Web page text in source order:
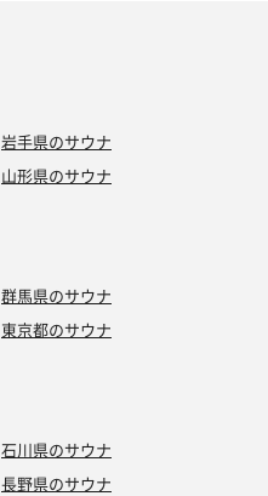
岩手県のサウナ
山形県のサウナ
群馬県のサウナ
東京都のサウナ
石川県のサウナ
長野県のサウナ